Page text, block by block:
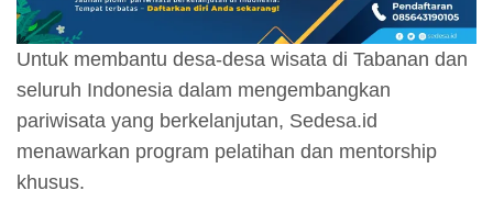
Untuk membantu desa-desa wisata di Tabanan dan
seluruh Indonesia dalam mengembangkan
pariwisata yang berkelanjutan, Sedesa.id
menawarkan program pelatihan dan mentorship
khusus.